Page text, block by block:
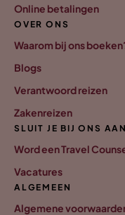
Online betalingen
OVER ONS
Waarom bij ons
Blogs
Verantwoord reizen
Zakenreizen
SLUIT JE BIJ ONS AAN
Word een Travel
Vacatures
ALGEMEEN
Algemene